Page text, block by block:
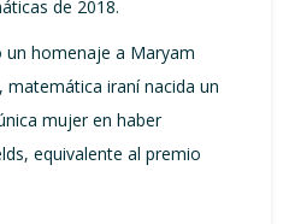
de 2018.
homenaje a Maryam
matemática iraní nacida un
mujer en haber
equivalente al premio